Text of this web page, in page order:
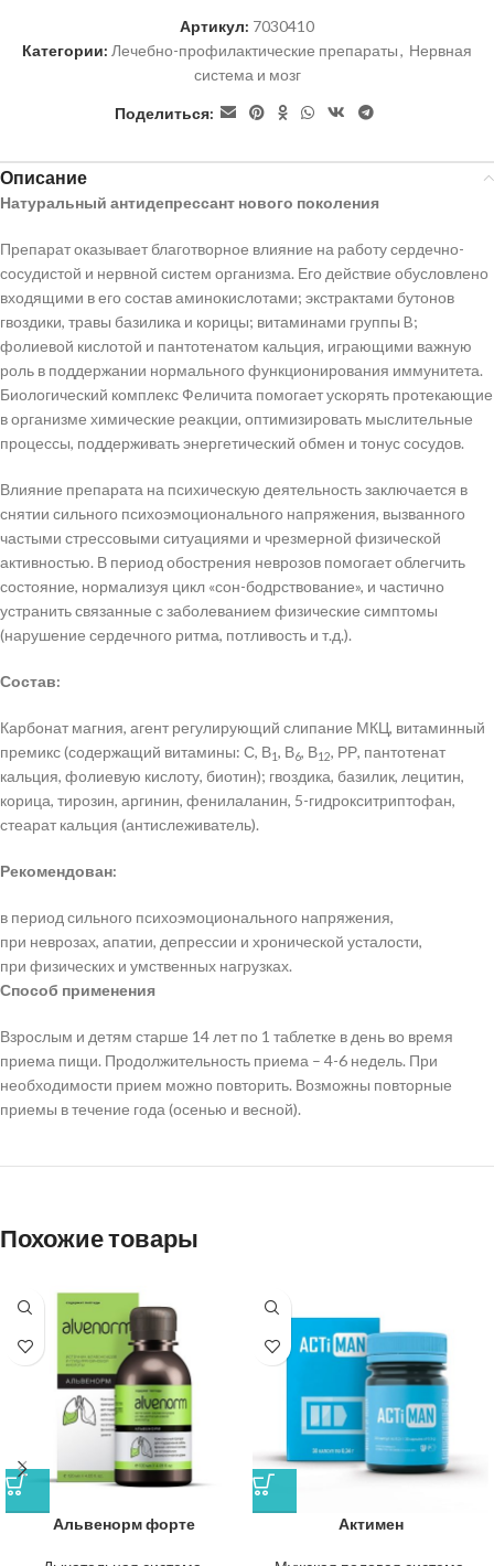
Артикул: 7030410
Категории: Лечебно-профилактические препараты, Нервная
система и мозг
Поделиться:
Описание
Натуральный антидепрессант нового поколения
Препарат оказывает благотворное влияние на работу сердечно-
сосудистой и нервной систем организма. Его действие обусловлено
входящими в его состав аминокислотами; экстрактами бутонов
гвоздики, травы базилика и корицы; витаминами группы B;
фолиевой кислотой и пантотенатом кальция, играющими важную
роль в поддержании нормального функционирования иммунитета.
Биологический комплекс Феличита помогает ускорять протекающие
в организме химические реакции, оптимизировать мыслительные
процессы, поддерживать энергетический обмен и тонус сосудов.
Влияние препарата на психическую деятельность заключается в
снятии сильного психоэмоционального напряжения, вызванного
частыми стрессовыми ситуациями и чрезмерной физической
активностью. В период обострения неврозов помогает облегчить
состояние, нормализуя цикл «сон-бодрствование», и частично
устранить связанные с заболеванием физические симптомы
(нарушение сердечного ритма, потливость и т.д.).
Состав:
Карбонат магния, агент регулирующий слипание МКЦ, витаминный
премикс (содержащий витамины: С, В1, В6, В12, РР, пантотенат
кальция, фолиевую кислоту, биотин); гвоздика, базилик, лецитин,
корица, тирозин, аргинин, фенилаланин, 5-гидрокситриптофан,
стеарат кальция (антислеживатель).
Рекомендован:
в период сильного психоэмоционального напряжения,
при неврозах, апатии, депрессии и хронической усталости,
при физических и умственных нагрузках.
Способ применения
Взрослым и детям старше 14 лет по 1 таблетке в день во время
приема пищи. Продолжительность приема – 4-6 недель. При
необходимости прием можно повторить. Возможны повторные
приемы в течение года (осенью и весной).
Похожие товары
Альвенорм форте Актимен